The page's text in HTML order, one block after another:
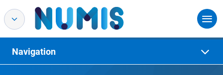
Navigation